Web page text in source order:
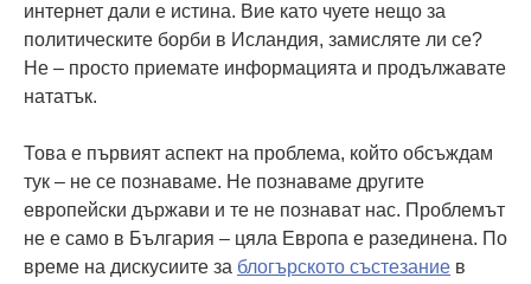
интернет дали е истина. Вие като чуете нещо за
политическите борби в Исландия, замисляте ли се?
Не – просто приемате информацията и продължавате
нататък.
Това е първият аспект на проблема, който обсъждам
тук – не се познаваме. Не познаваме другите
европейски държави и те не познават нас. Проблемът
не е само в България – цяла Европа е разединена. По
време на дискусиите за блогърското състезание в